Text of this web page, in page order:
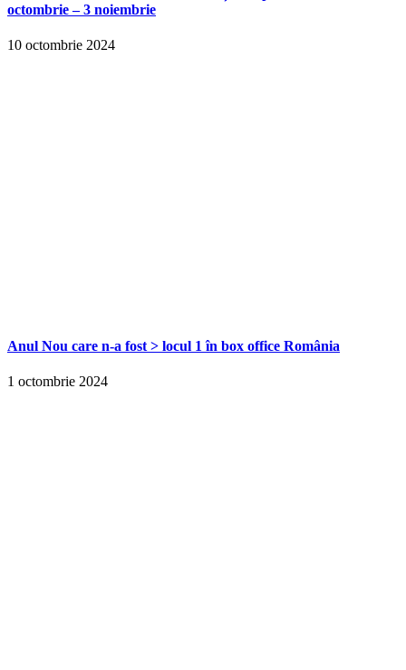
octombrie – 3 noiembrie
10 octombrie 2024
Anul Nou care n-a fost > locul 1 în box office România
1 octombrie 2024